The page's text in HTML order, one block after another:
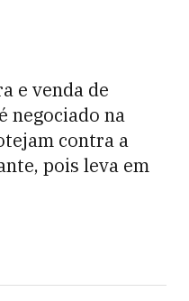
e venda de
negociado na
contra a
pois leva em